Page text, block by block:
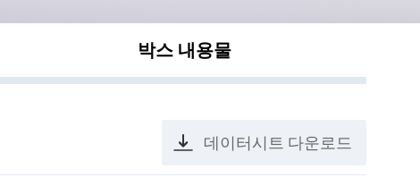
박스 내용물
데이터시트 다운로드